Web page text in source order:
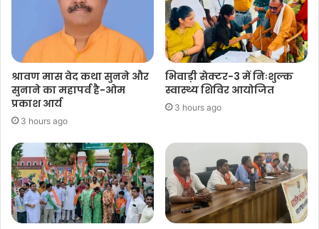
श्रावण मास वेद कथा सुनने और
सुनाने का महापर्व है-ओम
प्रकाश आर्य
3 hours ago
भिवाड़ी सेक्टर-3 में निःशुल्क
स्वास्थ्य शिविर आयोजित
3 hours ago